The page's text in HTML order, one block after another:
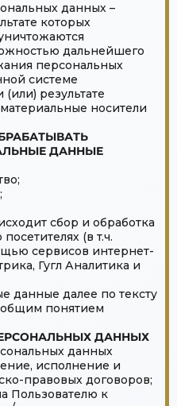
данных –
которых
дальнейшего
персональных
системе
результате
носители
ДАННЫЕ
сбор и обработка
(в т.ч.
сервисов интернет-
Гугл Аналитика и
данные далее по тексту
понятием
ДАННЫХ
данных
исполнение и
правовых договоров;
Пользователю к